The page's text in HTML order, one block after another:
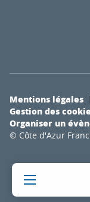
© Côte d'Azur
Mentions légales
Gestion des
Organiser un